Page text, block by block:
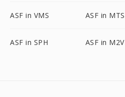
ASF in VMS ASF in MTS
ASF in SPH ASF in M2V